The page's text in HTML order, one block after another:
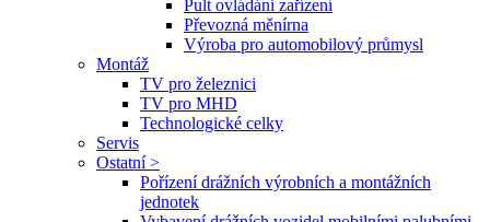
Pult ovládání zařízení
Převozná měnírna
Výroba pro automobilový průmysl
Montáž
TV pro železnici
TV pro MHD
Technologické celky
Servis
Ostatní >
Pořízení drážních výrobních a montážních
jednotek